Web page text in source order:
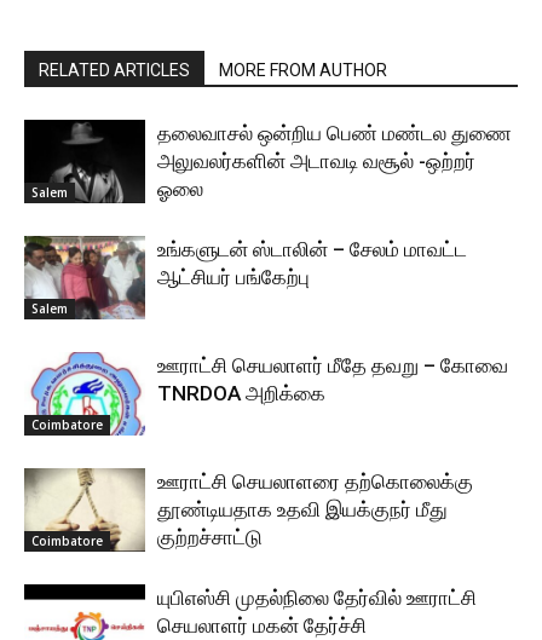
RELATED ARTICLES MORE FROM AUTHOR
Salem
தலைவாசல் ஒன்றிய பெண் மண்டல துணை
அலுவலர்களின் அடாவடி வசூல் -ஒற்றர்
ஓலை
Salem
உங்களுடன் ஸ்டாலின் – சேலம் மாவட்ட
ஆட்சியர் பங்கேற்பு
Coimbatore
ஊராட்சி செயலாளர் மீதே தவறு – கோவை
TNRDOA அறிக்கை
Coimbatore
ஊராட்சி செயலாளரை தற்கொலைக்கு
தூண்டியதாக உதவி இயக்குநர் மீது
குற்றச்சாட்டு
யுபிஎஸ்சி முதல்நிலை தேர்வில் ஊராட்சி
செயலாளர் மகன் தேர்ச்சி